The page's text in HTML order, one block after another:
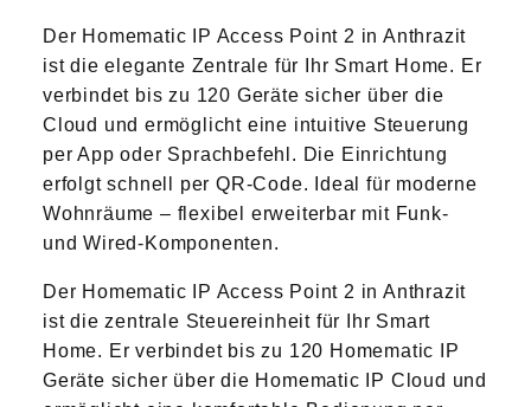
Der Homematic IP Access Point 2 in Anthrazit
ist die elegante Zentrale für Ihr Smart Home. Er
verbindet bis zu 120 Geräte sicher über die
Cloud und ermöglicht eine intuitive Steuerung
per App oder Sprachbefehl. Die Einrichtung
erfolgt schnell per QR-Code. Ideal für moderne
Wohnräume – flexibel erweiterbar mit Funk-
und Wired-Komponenten.
Der Homematic IP Access Point 2 in Anthrazit
ist die zentrale Steuereinheit für Ihr Smart
Home. Er verbindet bis zu 120 Homematic IP
Geräte sicher über die Homematic IP Cloud und